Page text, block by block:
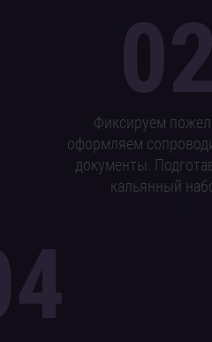
Фиксируем
оформляем
документы.
кальянный